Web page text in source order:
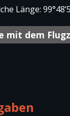
Länge:
mit dem